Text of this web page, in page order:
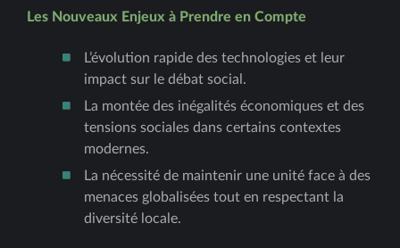
Les Nouveaux Enjeux à Prendre en Compte
L’évolution rapide des technologies et leur
impact sur le débat social.
La montée des inégalités économiques et des
tensions sociales dans certains contextes
modernes.
La nécessité de maintenir une unité face à des
menaces globalisées tout en respectant la
diversité locale.